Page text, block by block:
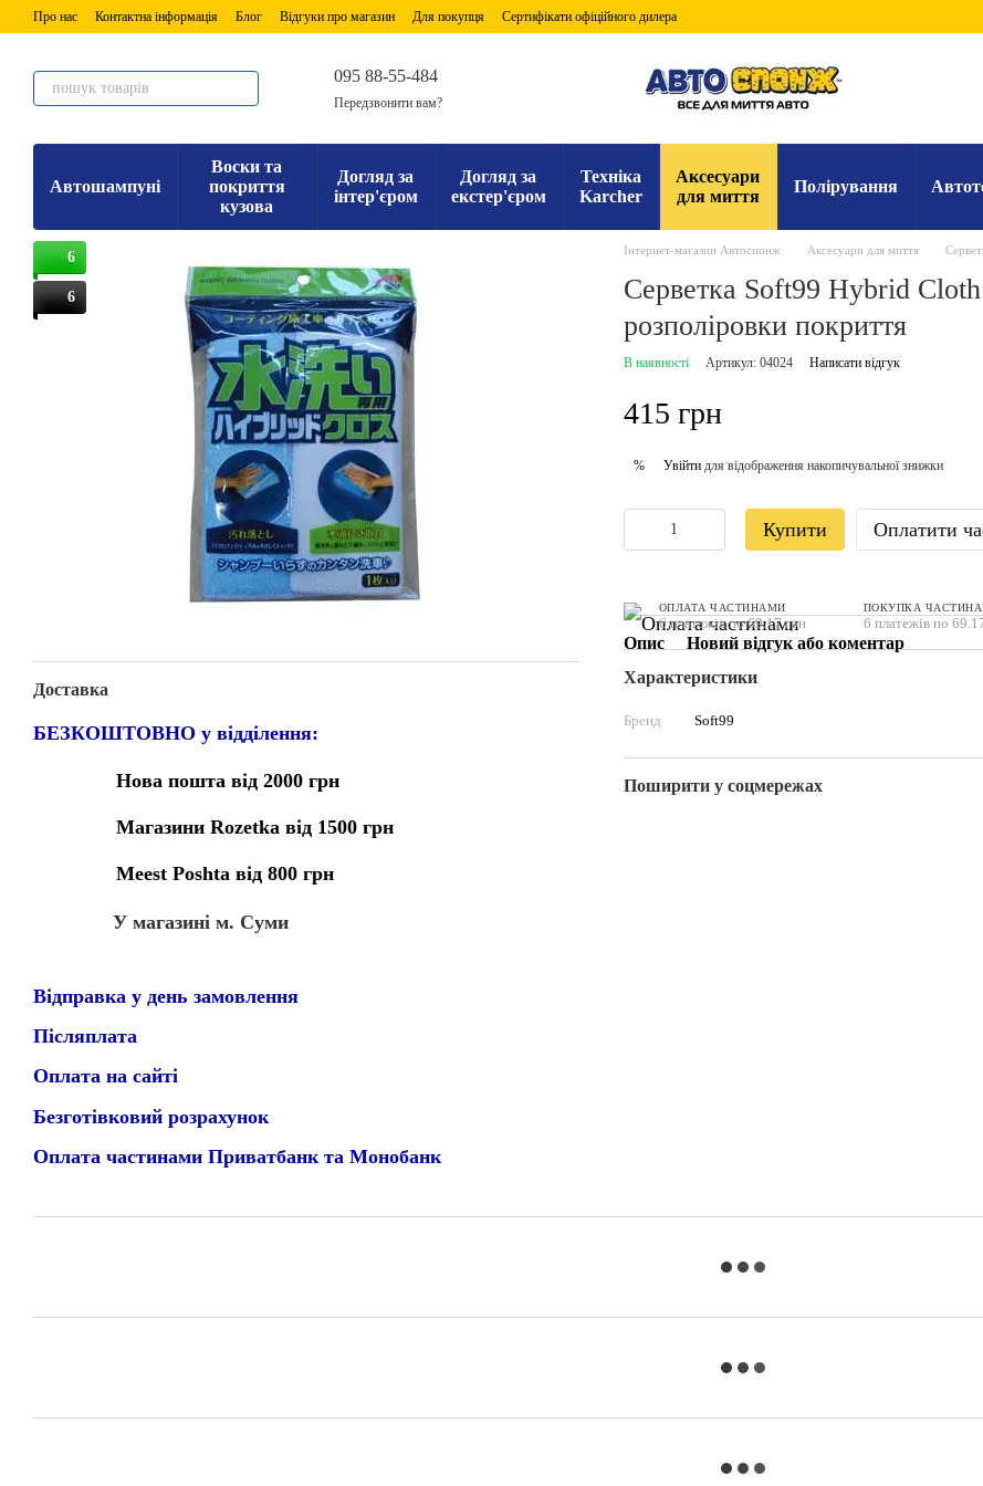
Перейти до основного контенту
Про нас Контактна інформація Блог Відгуки про магазин Для покупця Сертифікати офіційного дилера
095 88-55-484
Передзвонити вам?
Автошампуні
Воски та
покриття
кузова
Догляд за
інтер'єром
Догляд за
екстер'єром
Техніка
Karcher
Аксесуари
для миття
Полірування
6
6
Доставка
БЕЗКОШТОВНО у відділення:
Нова пошта від 2000 грн
Магазини Rozetka від 1500 грн
Meest Poshta від 800 грн
У магазині м. Суми
Відправка у день замовлення
Післяплата
Оплата на сайті
Безготівковий розрахунок
Оплата частинами Приватбанк та Монобанк
Інтернет-магазин Автоспонж Аксесуари для миття
Серветка Soft99 Hybrid
розполіровки покриття
В наявності Артикул: 04024 Написати відгук
415 грн
% Увійтидля відображення накопичувальної знижки
Купити Оплатити
ОПЛАТА ЧАСТИНАМИ
6 платежів по 69.17 грн
ПОКУПКА
6 платежів по
Опис
Новий відгук або коментар
Характеристики
Бренд Soft99
Поширити у соцмережах